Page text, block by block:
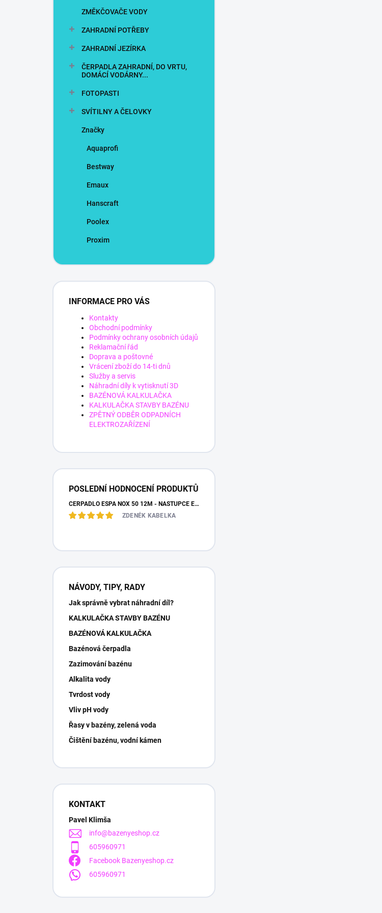
ZMĚKČOVAČE VODY
ZAHRADNÍ POTŘEBY
ZAHRADNÍ JEZÍRKA
ČERPADLA ZAHRADNÍ, DO VRTU,
DOMÁCÍ VODÁRNY...
FOTOPASTI
SVÍTILNY A ČELOVKY
Značky
Aquaprofi
Bestway
Emaux
Hanscraft
Poolex
Proxim
INFORMACE PRO VÁS
Kontakty
Obchodní podmínky
Podmínky ochrany osobních údajů
Reklamační řád
Doprava a poštovné
Vrácení zboží do 14-ti dnů
Služby a servis
Náhradní díly k vytisknutí 3D
BAZÉNOVÁ KALKULAČKA
KALKULAČKA STAVBY BAZÉNU
ZPĚTNÝ ODBĚR ODPADNÍCH
ELEKTROZAŘÍZENÍ
POSLEDNÍ HODNOCENÍ PRODUKTŮ
ČERPADLO ESPA NOX 50 12M - NÁSTUPCE ESPA IRIS
ZDENĚK KABELKA
NÁVODY, TIPY, RADY
Jak správně vybrat náhradní díl?
KALKULAČKA STAVBY BAZÉNU
BAZÉNOVÁ KALKULAČKA
Bazénová čerpadla
Zazimování bazénu
Alkalita vody
Tvrdost vody
Vliv pH vody
Řasy v bazény, zelená voda
Čištění bazénu, vodní kámen
KONTAKT
Pavel Klimša
info@bazenyeshop.cz
605960971
Facebook Bazenyeshop.cz
605960971